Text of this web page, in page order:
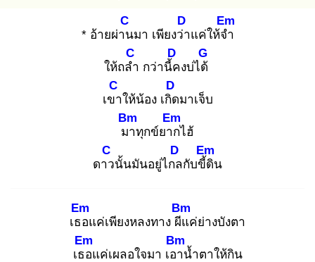
* อ้ายผ่าน
C
มา เพียงว่า
D
แค่ให้จำ
Em
ให้ถลำ
C
กว่านี้ค
D
งบ่ได้
G
เขา
C
ให้น้อง เกิด
D
มาเจ็บ
มา
Bm
ทุกข์ยาก
Em
ไฮ้
ดาว
C
นั้นมันอยู่ไกล
D
กับขี้ดิ
Em
น
เธอ
Em
แค่เพียงหลงทาง ผีแ
Bm
ค่ย่างบังตา
เธอ
Em
แค่เผลอใจมา เอา
Bm
น้ำตาให้กิน